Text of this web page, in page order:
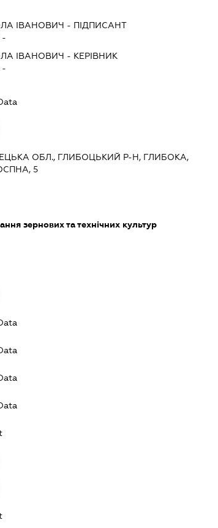
ІВАНОВИЧ - ПІДПИСАНТ
-
ІВАНОВИЧ - КЕРІВНИК
-
ОБЛ., ГЛИБОЦЬКИЙ Р-Н, ГЛИБОКА,
5
зернових та технічних культур